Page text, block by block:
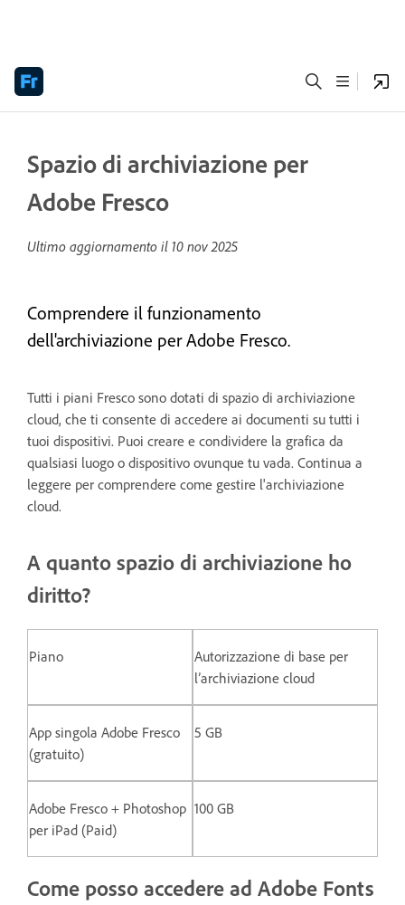
Spazio di archiviazione per
Adobe Fresco
Ultimo aggiornamento il 10 nov 2025
Comprendere il funzionamento
dell'archiviazione per Adobe Fresco.
Tutti i piani Fresco sono dotati di spazio di archiviazione
cloud, che ti consente di accedere ai documenti su tutti i
tuoi dispositivi. Puoi creare e condividere la grafica da
qualsiasi luogo o dispositivo ovunque tu vada. Continua a
leggere per comprendere come gestire l'archiviazione
cloud.
A quanto spazio di archiviazione ho
diritto?
Piano
Autorizzazione di base per
l’archiviazione cloud
App singola Adobe Fresco
(gratuito)
5 GB
Adobe Fresco + Photoshop
per iPad (Paid)
100 GB
Come posso accedere ad Adobe Fonts